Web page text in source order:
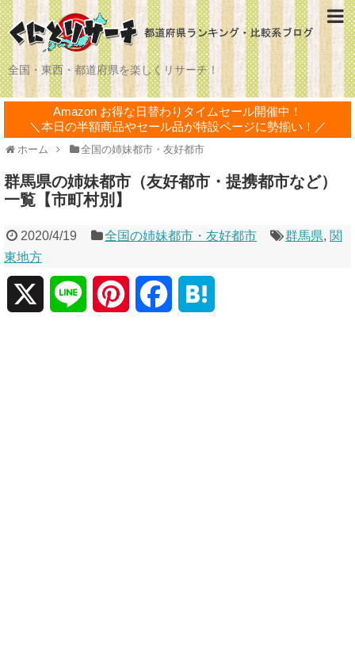
全国・東西・都道府県を楽しくリサーチ！
Amazon お得な日替わりタイムセール開催中！
＼本日の半額商品やセール品が特設ページに勢揃い！／
ホーム 全国の姉妹都市・友好都市
群馬県の姉妹都市（友好都市・提携都市など）
一覧【市町村別】
2020/4/19 全国の姉妹都市・友好都市 群馬県, 関
東地方